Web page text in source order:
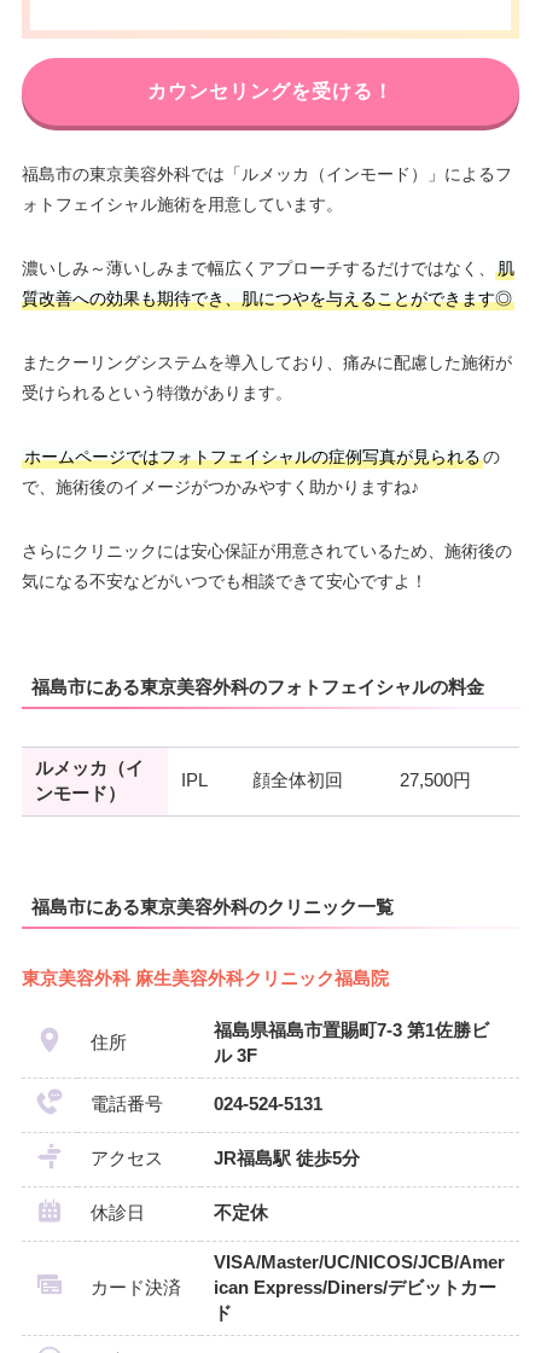
カウンセリングを受ける！
福島市の東京美容外科では「ルメッカ（インモード）」によるフ
ォトフェイシャル施術を用意しています。
濃いしみ～薄いしみまで幅広くアプローチするだけではなく、
肌
質改善への効果も期待でき、肌につやを与えることができます◎
またクーリングシステムを導入しており、痛みに配慮した施術が
受けられるという特徴があります。
ホームページではフォトフェイシャルの症例写真が見られるの
で、施術後のイメージがつかみやすく助かりますね♪
さらにクリニックには安心保証が用意されているため、施術後の
気になる不安などがいつでも相談できて安心ですよ！
福島市にある東京美容外科のフォトフェイシャルの料金
ルメッカ（イ
ンモード）
IPL 顔全体初回 27,500円
福島市にある東京美容外科のクリニック一覧
東京美容外科 麻生美容外科クリニック福島院
住所
福島県福島市置賜町7-3 第1佐勝ビ
ル 3F
電話番号 024-524-5131
アクセス JR福島駅 徒歩5分
休診日 不定休
カード決済
VISA/Master/UC/NICOS/JCB/Amer
ican Express/Diners/デビットカー
ド